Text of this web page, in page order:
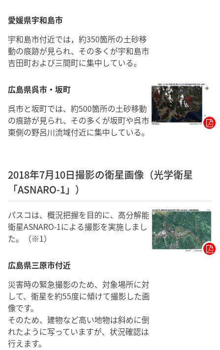
愛媛県宇和島市
宇和島市付近では，約350箇所の土砂移
動の痕跡が見られ、その多くが宇和島市
吉田町および三間町に集中している。
広島県呉市・坂町
呉市と坂町では、約500箇所の土砂移動
の痕跡が見られ、その多くが坂町や呉市
東側の野呂川流域付近に集中している。
2018年7月10日撮影の衛星画像（光学衛星
「ASNARO-1」）
パスコは、概況把握を目的に、高分解能
衛星ASNARO-1による撮影を実施しまし
た。（※1）
広島県三原市付近
災害時の緊急撮影のため、対象場所に対
して、衛星を約55度に傾けて撮影した画
像です。
そのため、建物など高い地物は斜めに倒
れたように写っていますが、状況確認は
行えます。